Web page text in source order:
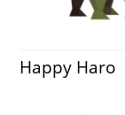
Happy Haro